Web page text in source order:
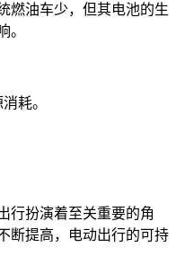
燃油车少，但其电池的生
。
耗。
行扮演着至关重要的角
断提高，电动出行的可持